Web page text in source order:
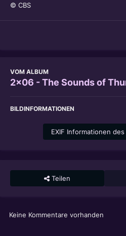
© CBS
VOM ALBUM
2x06 - The Sounds of
BILDINFORMATIONEN
EXIF Informationen
Teilen
Keine Kommentare vorhanden